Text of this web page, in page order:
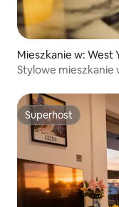
Mieszkanie w: West
Stylowe mieszkanie
Superhost
Superhost